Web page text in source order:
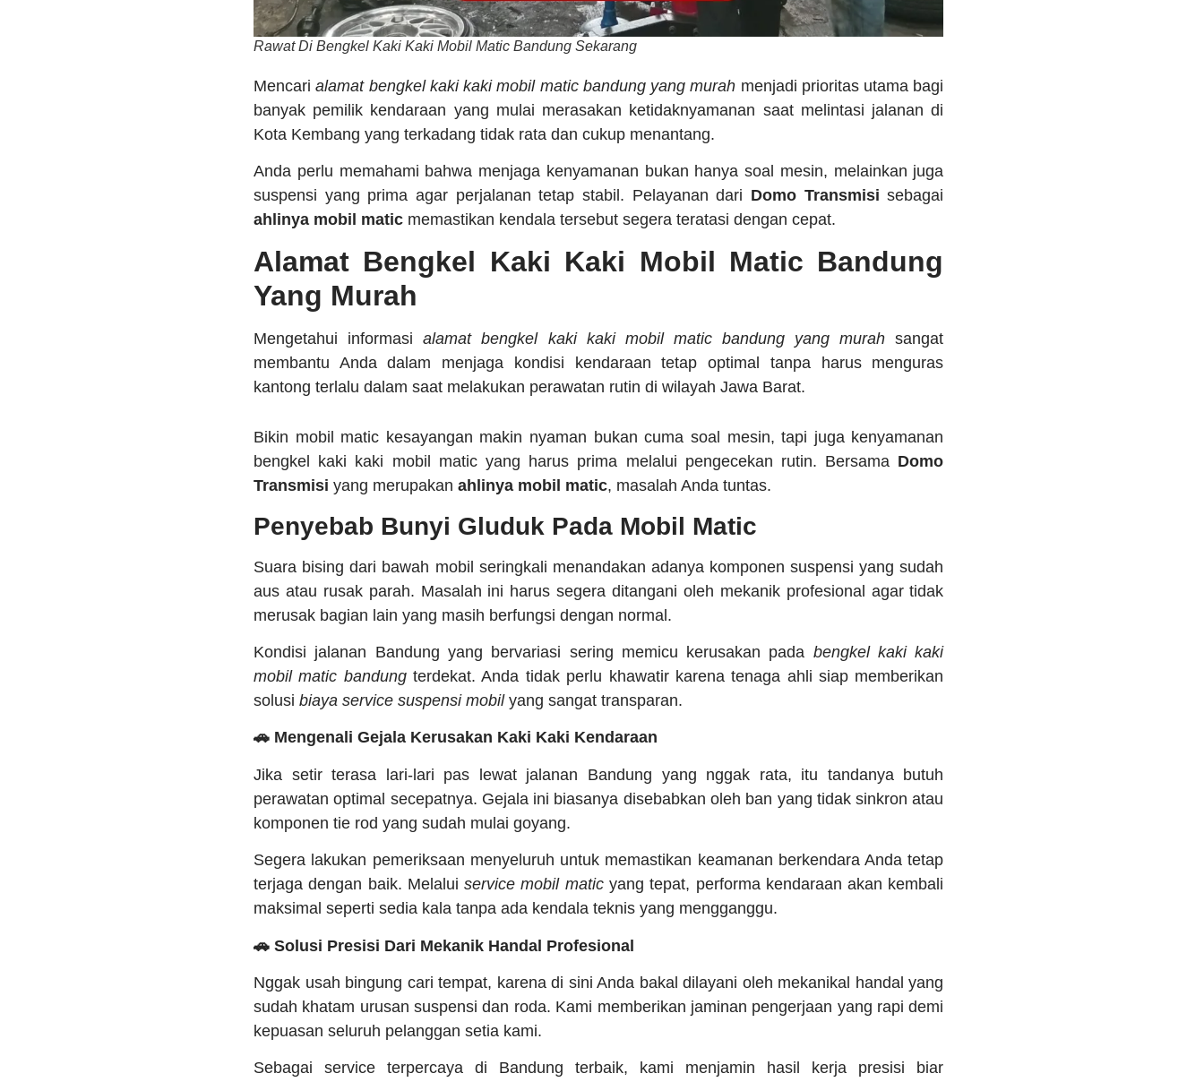
Rawat Di Bengkel Kaki Kaki Mobil Matic Bandung Sekarang
Mencarialamat bengkel kaki kaki mobil matic bandung yang murah menjadi prioritas utama bagi
banyak pemilik kendaraan yang mulai merasakan ketidaknyamanan saat melintasi jalanan di
Kota Kembang yang terkadang tidak rata dan cukup menantang.
Anda perlu memahami bahwa menjaga kenyamanan bukan hanya soal mesin, melainkan juga
suspensi yang prima agar perjalanan tetap stabil. Pelayanan dari Domo Transmisi sebagai
ahlinya mobil matic memastikan kendala tersebut segera teratasi dengan cepat.
Alamat Bengkel Kaki Kaki Mobil Matic Bandung
Yang Murah
Mengetahui informasialamat bengkel kaki kaki mobil matic bandung yang murah sangat
membantu Anda dalam menjaga kondisi kendaraan tetap optimal tanpa harus menguras
kantong terlalu dalam saat melakukan perawatan rutin di wilayah Jawa Barat.
Bikin mobil matic kesayangan makin nyaman bukan cuma soal mesin, tapi juga kenyamanan
bengkel kaki kaki mobil matic yang harus prima melalui pengecekan rutin. Bersama Domo
Transmisi yang merupakan ahlinya mobil matic, masalah Anda tuntas.
Penyebab Bunyi Gluduk Pada Mobil Matic
Suara bising dari bawah mobil seringkali menandakan adanya komponen suspensi yang sudah
aus atau rusak parah. Masalah ini harus segera ditangani oleh mekanik profesional agar tidak
merusak bagian lain yang masih berfungsi dengan normal.
Kondisi jalanan Bandung yang bervariasi sering memicu kerusakan pada bengkel kaki kaki
mobil matic bandungterdekat. Anda tidak perlu khawatir karena tenaga ahli siap memberikan
solusi biaya service suspensi mobilyang sangat transparan.
🚗 Mengenali Gejala Kerusakan Kaki Kaki Kendaraan
Jika setir terasa lari-lari pas lewat jalanan Bandung yang nggak rata, itu tandanya butuh
perawatan optimal secepatnya. Gejala ini biasanya disebabkan oleh ban yang tidak sinkron atau
komponen tie rod yang sudah mulai goyang.
Segera lakukan pemeriksaan menyeluruh untuk memastikan keamanan berkendara Anda tetap
terjaga dengan baik. Melaluiservice mobil maticyang tepat, performa kendaraan akan kembali
maksimal seperti sedia kala tanpa ada kendala teknis yang mengganggu.
🚗 Solusi Presisi Dari Mekanik Handal Profesional
Nggak usah bingung cari tempat, karena di sini Anda bakal dilayani oleh mekanikal handal yang
sudah khatam urusan suspensi dan roda. Kami memberikan jaminan pengerjaan yang rapi demi
kepuasan seluruh pelanggan setia kami.
Sebagai service terpercaya di Bandung terbaik, kami menjamin hasil kerja presisi biar